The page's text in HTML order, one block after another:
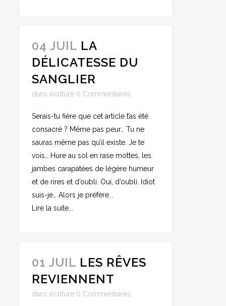
04 JUIL LA
DÉLICATESSE DU
SANGLIER
dans écriture 0 Commentaires
Serais-tu fière que cet article t’as été
consacré ? Même pas peur… Tu ne
sauras même pas qu’il existe. Je te
vois… Hure au sol en rase mottes, les
jambes carapatées de légère humeur
et de rires et d’oubli. Oui, d’oubli. Idiot
suis-je… Alors je préfère...
Lire la suite...
01 JUIL LES RÊVES
REVIENNENT
dans écriture 0 Commentaires